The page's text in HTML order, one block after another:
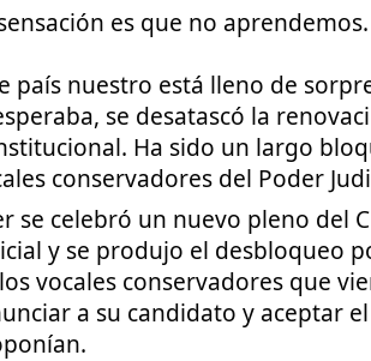
es que no aprendemos.
país nuestro está lleno de
se desatascó la
Ha sido un largo
conservadores del Poder
se celebró un nuevo pleno del
y se produjo el desbloqueo
vocales conservadores que
a su candidato y aceptar